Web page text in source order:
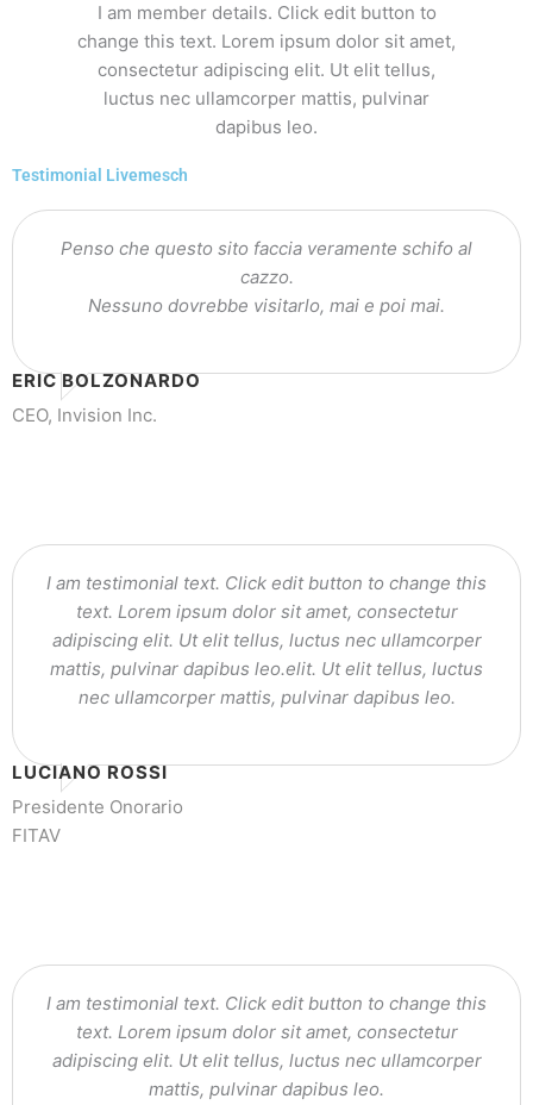
I am member details. Click edit button to
change this text. Lorem ipsum dolor sit amet,
consectetur adipiscing elit. Ut elit tellus,
luctus nec ullamcorper mattis, pulvinar
dapibus leo.
Testimonial Livemesch
Penso che questo sito faccia veramente schifo al
cazzo.
Nessuno dovrebbe visitarlo, mai e poi mai.
ERIC BOLZONARDO
CEO, Invision Inc.
I am testimonial text. Click edit button to change this
text. Lorem ipsum dolor sit amet, consectetur
adipiscing elit. Ut elit tellus, luctus nec ullamcorper
mattis, pulvinar dapibus leo.elit. Ut elit tellus, luctus
nec ullamcorper mattis, pulvinar dapibus leo.
LUCIANO ROSSI
Presidente Onorario
FITAV
I am testimonial text. Click edit button to change this
text. Lorem ipsum dolor sit amet, consectetur
adipiscing elit. Ut elit tellus, luctus nec ullamcorper
mattis, pulvinar dapibus leo.